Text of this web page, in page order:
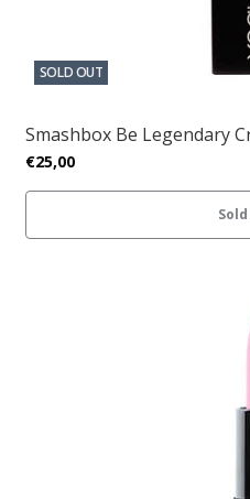
SOLD OUT
Smashbox Be Legendary
€25,00